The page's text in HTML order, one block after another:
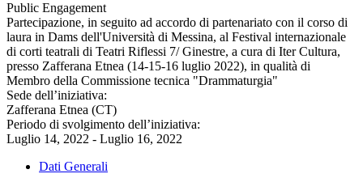
Public Engagement
Partecipazione, in seguito ad accordo di partenariato con il corso di
laura in Dams dell'Università di Messina, al Festival internazionale
di corti teatrali di Teatri Riflessi 7/ Ginestre, a cura di Iter Cultura,
presso Zafferana Etnea (14-15-16 luglio 2022), in qualità di
Membro della Commissione tecnica "Drammaturgia"
Sede dell’iniziativa:
Zafferana Etnea (CT)
Periodo di svolgimento dell’iniziativa:
Luglio 14, 2022 - Luglio 16, 2022
Dati Generali